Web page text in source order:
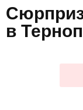
Сюрприз
в